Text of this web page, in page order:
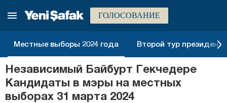
ГОЛОСОВАНИЕ
Местные выборы 2024 года Второй тур
Независимый Байбурт Гекчедере
Кандидаты в мэры на местных
выборах 31 марта 2024
Аксарай
Анталия
Ардахан
Артвин